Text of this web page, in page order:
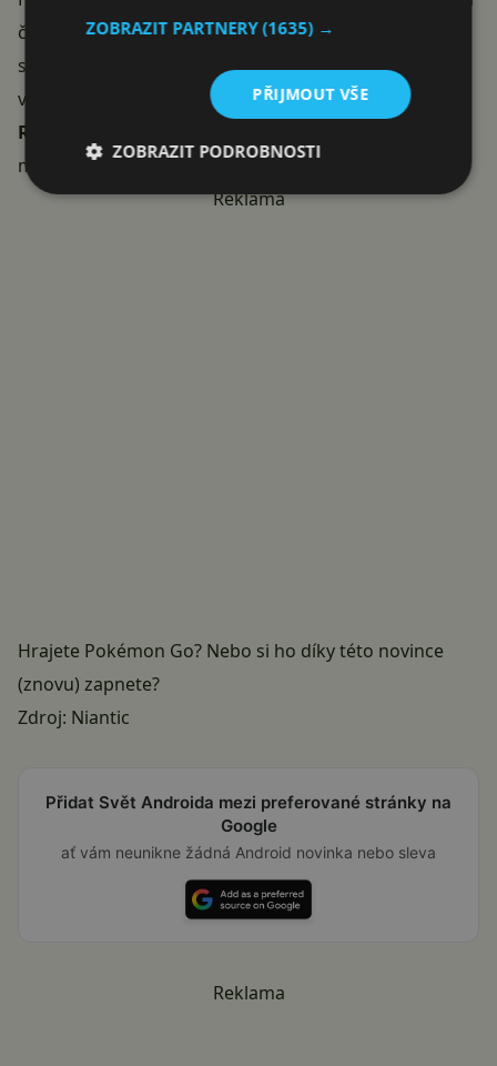
časovým odpočtem. Pokud máte v Pokémon Go ve
svém viditelném okolí Gym, brzy nebudete muset pro
vstup do Raid battlu ani opustit byt.Umožní to nový
Remote Raid Pass
měly by býtve hřeaplikovány co nevidět.
Reklama
Hrajete Pokémon Go? Nebo si ho díky této novince
(znovu) zapnete?
Zdroj: Niantic
Přidat Svět Androida mezi preferované stránky na
Google
ať vám neunikne žádná Android novinka nebo sleva
Reklama
ZOBRAZIT PARTNERY(1635) →
PŘIJMOUT VŠE
ZOBRAZIT PODROBNOSTI